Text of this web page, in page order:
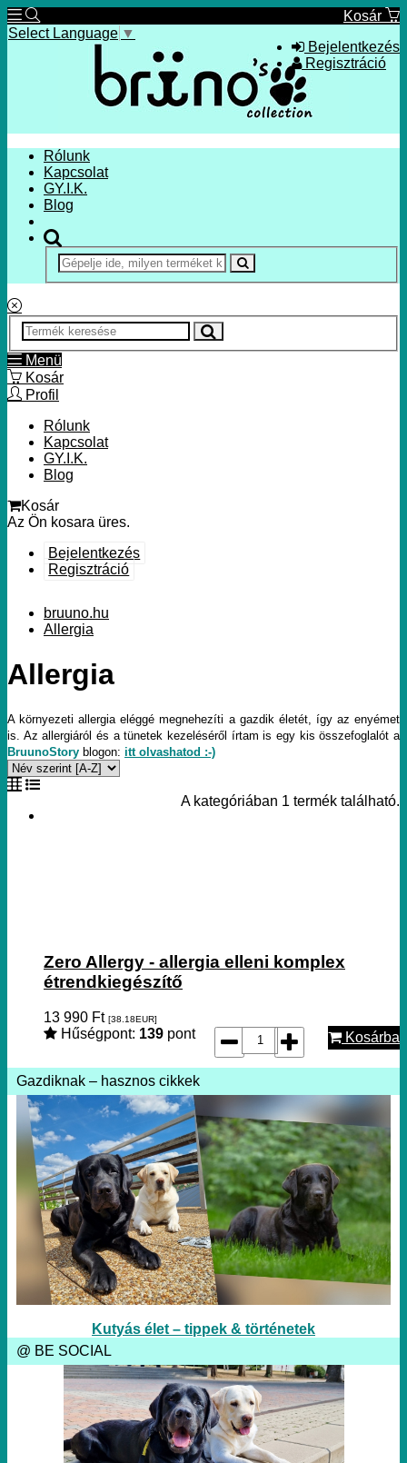
Kosár
Bejelentkezés
Regisztráció
Select Language ▼
Rólunk
Kapcsolat
GY.I.K.
Blog
Menü
Kosár
Profil
Rólunk
Kapcsolat
GY.I.K.
Blog
Kosár
Az Ön kosara üres.
Bejelentkezés
Regisztráció
bruuno.hu
Allergia
Allergia
A környezeti allergia eléggé megnehezíti a gazdik életét, így az enyémet
is. Az allergiáról és a tünetek kezeléséről írtam is egy kis összefoglalót a
BruunoStory blogon: itt olvashatod :-)
A kategóriában 1 termék található.
Zero Allergy - allergia elleni komplex
étrendkiegészítő
13 990 Ft [38.18EUR]
Hűségpont: 139 pont Kosárba
Gazdiknak – hasznos cikkek
Kutyás élet – tippek & történetek
@ BE SOCIAL